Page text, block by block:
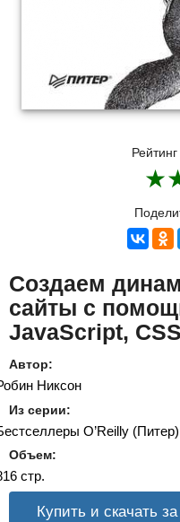
★
Создаем
сайты с
JavaScript,
Автор:
Никсон
Из серии:
O’Reilly (Питер)
Объем:
стр.
Купить и скачать